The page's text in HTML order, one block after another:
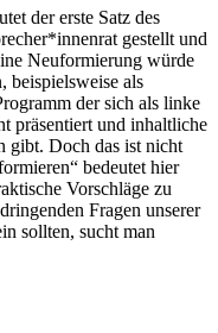
der erste Satz des
gestellt und
Neuformierung würde
beispielsweise als
der sich als linke
präsentiert und inhaltliche
gibt. Doch das ist nicht
bedeutet hier
Vorschläge zu
Fragen unserer
sollten, sucht man